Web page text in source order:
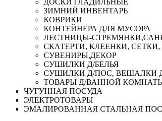
ДОСКИ ГЛАДИЛЬНЫЕ
ЗИМНИЙ ИНВЕНТАРЬ
КОВРИКИ
КОНТЕЙНЕРА ДЛЯ МУСОРА
ЛЕСТНИЦЫ-
СКАТЕРТИ, КЛЕЕНКИ,
СУВЕНИРЫ,ДЕКОР
СУШИЛКИ Д/БЕЛЬЯ
СУШИЛКИ Д/ПОС, ВЕШАЛКИ
ТОВАРЫ Д/ВАННОЙ КОМНАТЫ
ЧУГУННАЯ ПОСУДА
ЭЛЕКТРОТОВАРЫ
ЭМАЛИРОВАННАЯ СТАЛЬНАЯ